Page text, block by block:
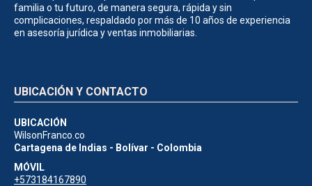
familia o tu futuro, de manera segura, rápida y sin
complicaciones, respaldado por más de 10 años de experiencia
en asesoría jurídica y ventas inmobiliarias.
UBICACIÓN Y CONTACTO
UBICACIÓN
WilsonFranco.co
Cartagena de Indias - Bolívar - Colombia
MÓVIL
+573184167890